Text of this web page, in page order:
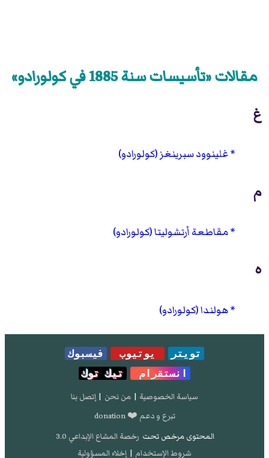
مقالات «تأسيسات سنة 1885 في كولورادو»
غ
غلينوود سبرينغز (كولورادو)
م
مقاطعة أرتشوليتا (كولورادو)
ه
هولندا (كولورادو)
تويتر يوتيوب
فيسبوك
انستقرام
تيك توك
سياسة الخصوصية | من نحن | إتصل بنا
تبرع و دعم ❤️ donation
المحتوى مرخص تحت رخصة المشاع الإبداعي 3.0
شروط الإستخدام | إخلاء المسؤولية